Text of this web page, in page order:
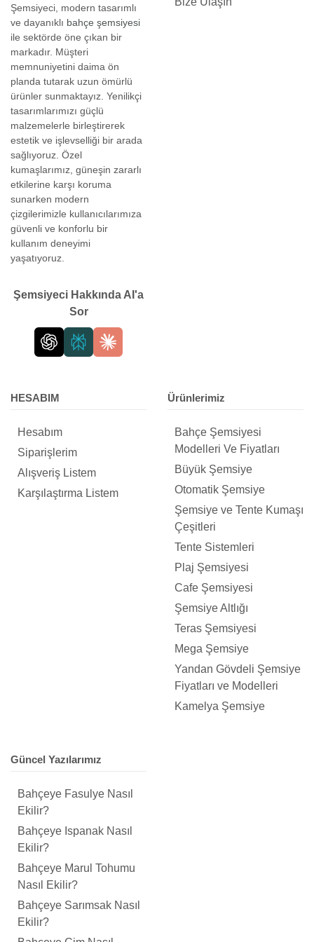
Şemsiyeci, modern tasarımlı
ve dayanıklı bahçe şemsiyesi
ile sektörde öne çıkan bir
markadır. Müşteri
memnuniyetini daima ön
planda tutarak uzun ömürlü
ürünler sunmaktayız. Yenilikçi
tasarımlarımızı güçlü
malzemelerle birleştirerek
estetik ve işlevselliği bir arada
sağlıyoruz. Özel
kumaşlarımız, güneşin zararlı
etkilerine karşı koruma
sunarken modern
çizgilerimizle kullanıcılarımıza
güvenli ve konforlu bir
kullanım deneyimi
yaşatıyoruz.
Şemsiyeci Hakkında AI'a
Sor
HESABIM
Hesabım
Siparişlerim
Alışveriş Listem
Karşılaştırma Listem
Ürünlerimiz
Bahçe Şemsiyesi
Modelleri Ve Fiyatları
Büyük Şemsiye
Otomatik Şemsiye
Şemsiye ve Tente Kumaşı
Çeşitleri
Tente Sistemleri
Plaj Şemsiyesi
Cafe Şemsiyesi
Şemsiye Altlığı
Teras Şemsiyesi
Mega Şemsiye
Yandan Gövdeli Şemsiye
Fiyatları ve Modelleri
Kamelya Şemsiye
Güncel Yazılarımız
Bahçeye Fasulye Nasıl
Ekilir?
Bahçeye Ispanak Nasıl
Ekilir?
Bahçeye Marul Tohumu
Nasıl Ekilir?
Bahçeye Sarımsak Nasıl
Ekilir?